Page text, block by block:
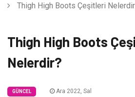
Thigh High Boots Çeşitleri
Thigh High Boots
Nelerdir?
GÜNCEL Ara 2022, Sal